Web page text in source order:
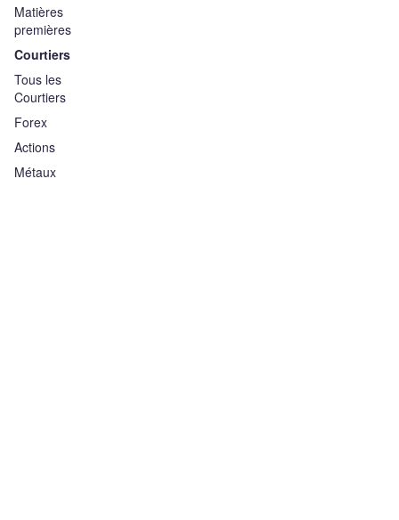
Matières
premières
Courtiers
Tous les
Courtiers
Forex
Actions
Métaux